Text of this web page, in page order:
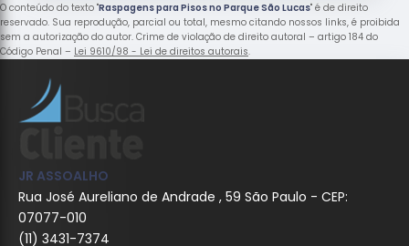
O conteúdo do texto "Raspagens para Pisos no Parque São Lucas" é de direito
reservado. Sua reprodução, parcial ou total, mesmo citando nossos links, é proibida
sem a autorização do autor. Crime de violação de direito autoral – artigo 184 do
Código Penal – Lei 9610/98 - Lei de direitos autorais.
JR ASSOALHO
Rua José Aureliano de Andrade , 59 São Paulo - CEP:
07077-010
(11) 3431-7374